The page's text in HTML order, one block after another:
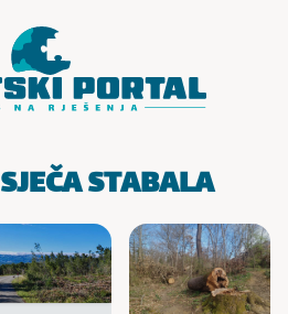
SJEČA STABALA